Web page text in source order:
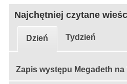
Najchętniej czytane
Dzień Tydzień
Zapis występu Megadeth